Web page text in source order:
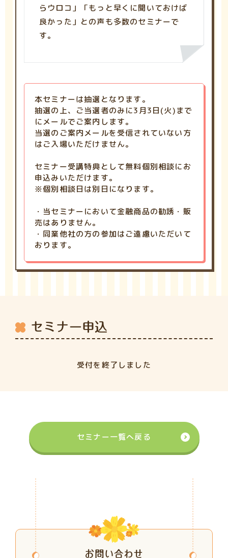
らウロコ」「もっと早くに聞いておけば
良かった」との声も多数のセミナーで
す。
本セミナーは抽選となります。
抽選の上、ご当選者のみに3月3日(火)まで
にメールでご案内します。
当選のご案内メールを受信されていない方
はご入場いただけません。
セミナー受講特典として無料個別相談にお
申込みいただけます。
※個別相談日は別日になります。
・当セミナーにおいて金融商品の勧誘・販
売はありません。
・同業他社の方の参加はご遠慮いただいて
おります。
セミナー申込
受付を終了しました
セミナー一覧へ戻る
お問い合わせ